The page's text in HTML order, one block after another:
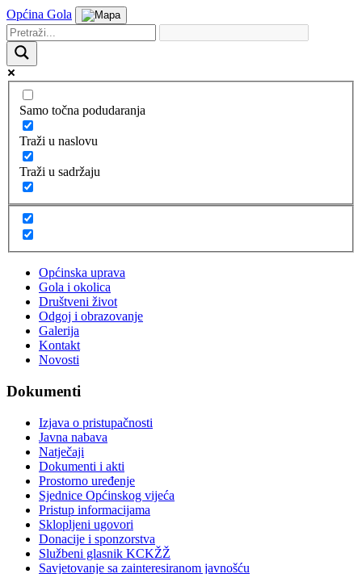
Općina Gola
Samo točna podudaranja
Traži u naslovu
Traži u sadržaju
Općinska uprava
Gola i okolica
Društveni život
Odgoj i obrazovanje
Galerija
Kontakt
Novosti
Dokumenti
Izjava o pristupačnosti
Javna nabava
Natječaji
Dokumenti i akti
Prostorno uređenje
Sjednice Općinskog vijeća
Pristup informacijama
Sklopljeni ugovori
Donacije i sponzorstva
Službeni glasnik KCKŽŽ
Savjetovanje sa zainteresiranom javnošću